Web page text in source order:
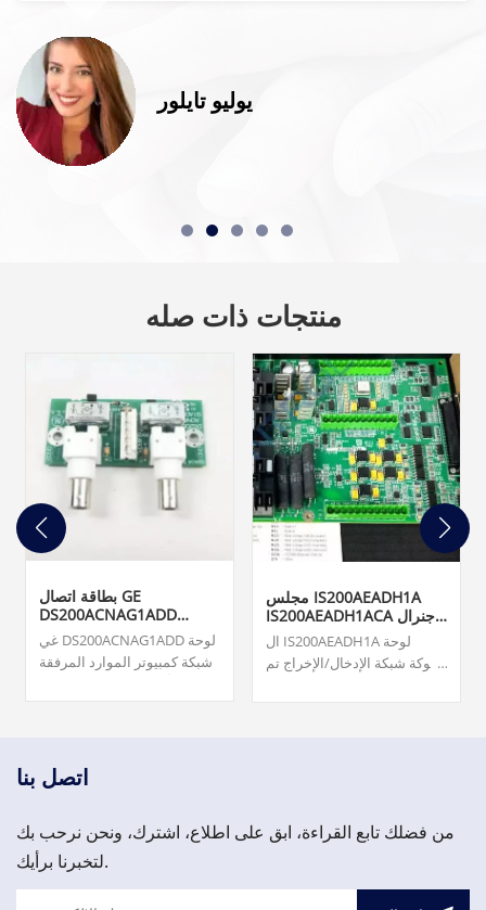
منتجات ذات صله
بطاقة اتصال GE
DS200ACNAG1ADD
ARCNETغي DS200ACNAG1ADD لوحة
شبكة كمبيوتر الموارد المرفقة
مراقبة التوربينات ونظام مراقبة
مجلس IS200AEADH1A
IS200AEADH1ACA جنرال
إلكتريكال IS200AEADH1A لوحة
شوكة شبكة الإدخال/الإخراج تم
جنرال إلكتريك GE Energy
اتصل بنا
من فضلك تابع القراءة، ابق على اطلاع، اشترك، ونحن نرحب بك
لتخبرنا برأيك.